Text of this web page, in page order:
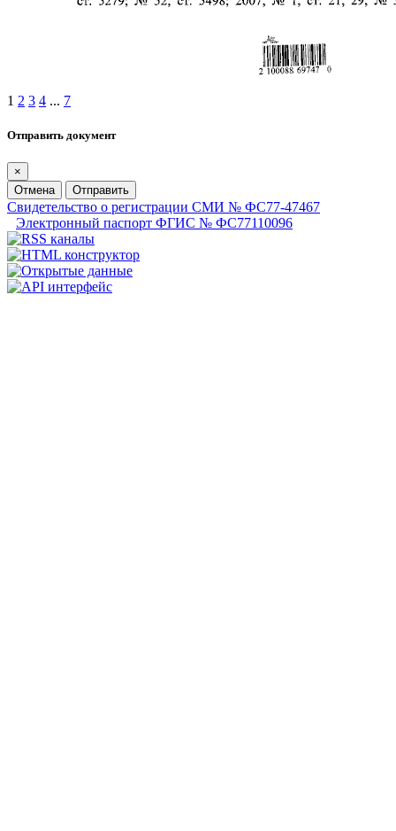
1 2 3 4 ... 7
Отправить документ
×
Отмена
Отправить
Свидетельство о регистрации СМИ № ФС77-47467
Электронный паспорт ФГИС № ФС77110096